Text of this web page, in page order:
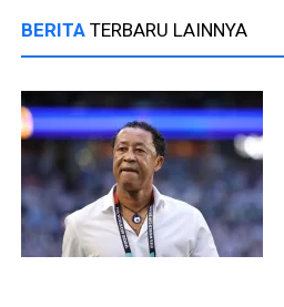
BERITA TERBARU LAINNYA